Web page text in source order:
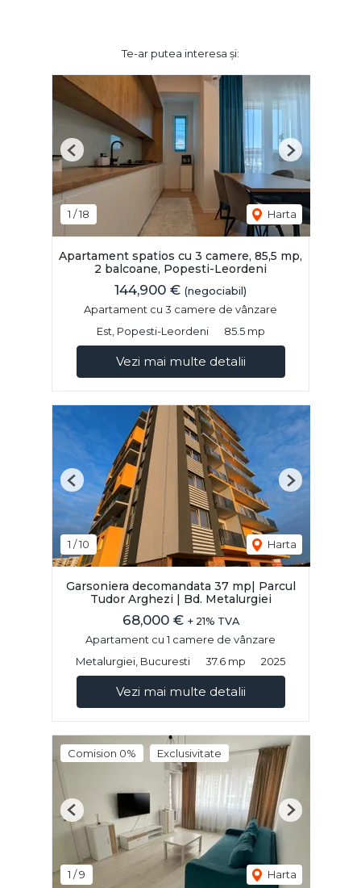
Te-ar putea interesa și:
1 /18 Harta
Previous Next
Apartament spatios cu 3 camere, 85,5 mp,
2 balcoane, Popesti-Leordeni
144,900 € (negociabil)
Apartament cu 3 camere de vânzare
Est, Popesti-Leordeni
85.5 mp
Vezi mai multe detalii
1 /10 Harta
Previous Next
Garsoniera decomandata 37 mp| Parcul
Tudor Arghezi | Bd. Metalurgiei
68,000 € + 21% TVA
Apartament cu 1 camere de vânzare
Metalurgiei, Bucuresti
37.6 mp 2025
Vezi mai multe detalii
Comision 0% Exclusivitate
1 /9 Harta
Previous Next